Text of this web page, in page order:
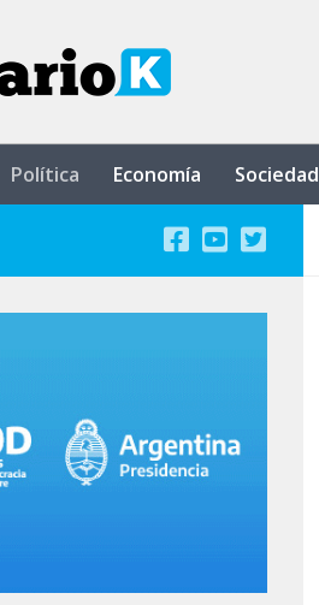
Política Economía Sociedad